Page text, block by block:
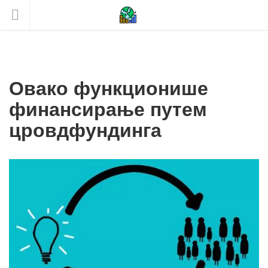
Овако функционише
финансирање путем
цровдфундинга